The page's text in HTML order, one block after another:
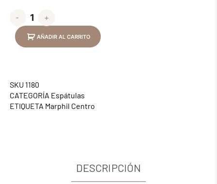
- +
AÑADIR AL CARRITO
SKU 1180
CATEGORÍA Espátulas
ETIQUETA Marphil Centro
DESCRIPCIÓN